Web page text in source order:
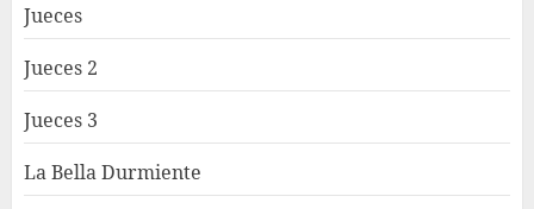
Jueces
Jueces 2
Jueces 3
La Bella Durmiente